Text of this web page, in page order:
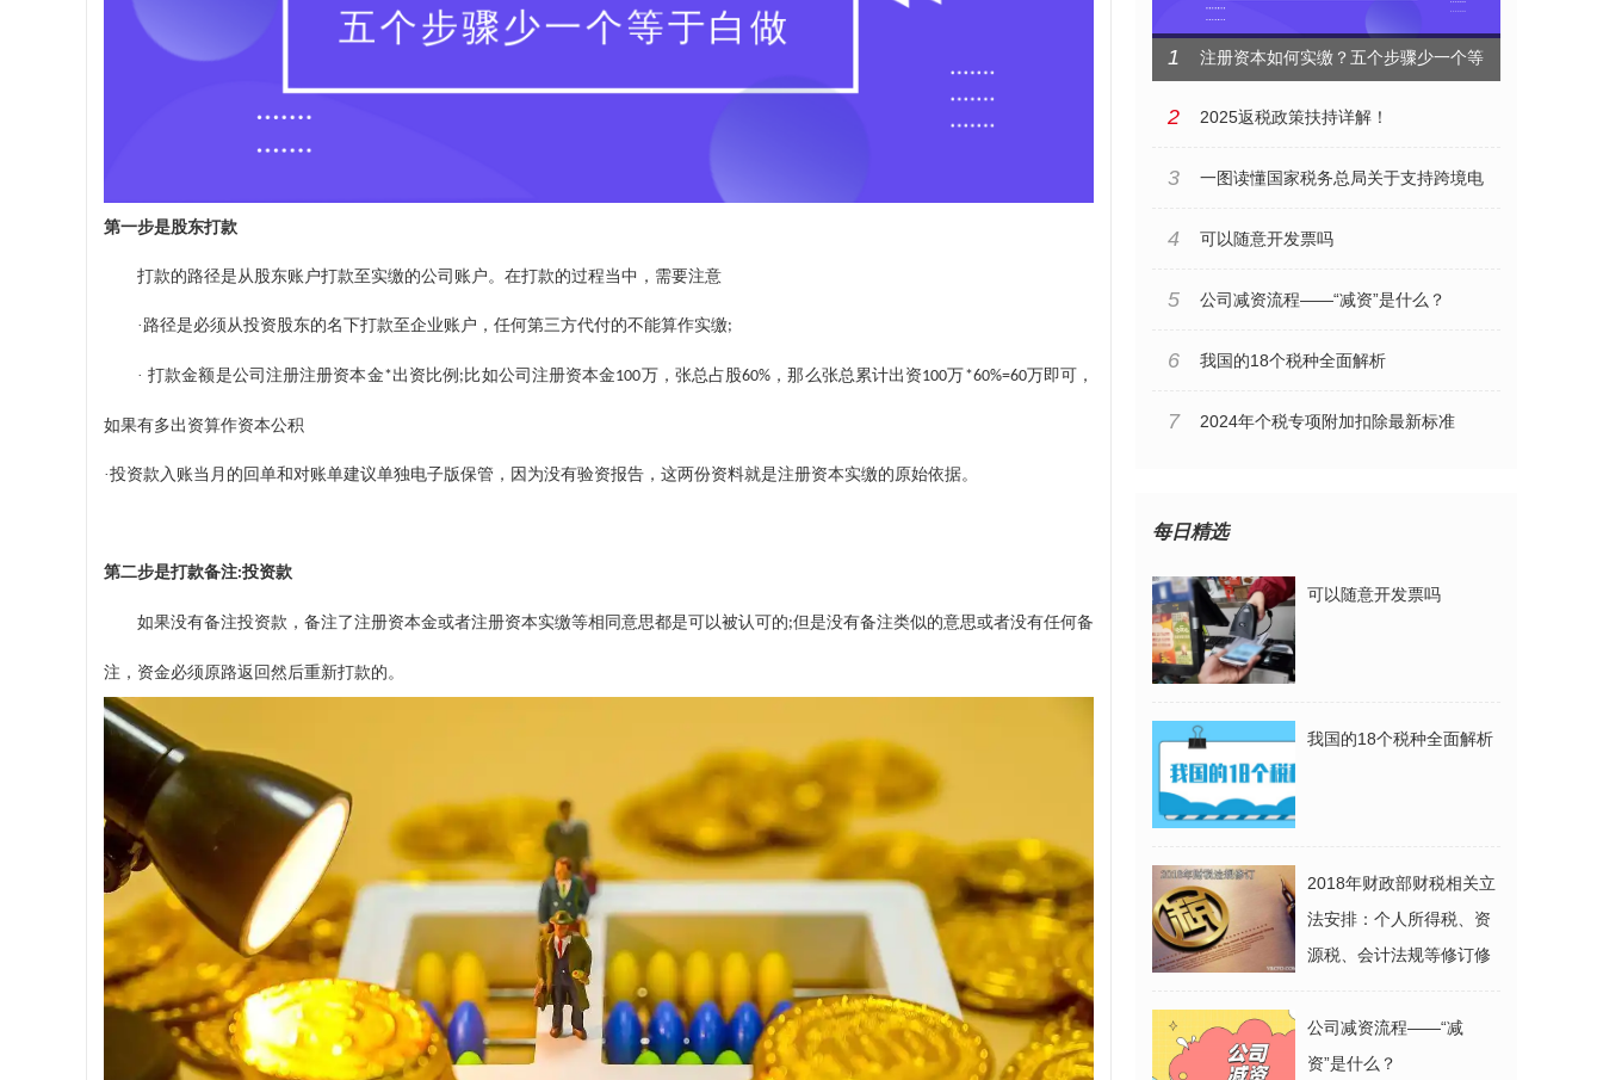
第一步是股东打款
打款的路径是从股东账户打款至实缴的公司账户。在打款的过程当中，需要注意
· 路径是必须从投资股东的名下打款至企业账户，任何第三方代付的不能算作实缴;
·打款金额是公司注册注册资本金*出资比例 ; 比如公司注册资本金100万，张总占股60% ，那么张总累计出资100万*60%=60万即可，
如果有多出资算作资本公积
·投资款入账当月的回单和对账单建议单独电子版保管，因为没有验资报告，这两份资料就是注册资本实缴的原始依据。
第二步是打款备注:投资款
如果没有备注投资款，备注了注册资本金或者注册资本实缴等相同意思都是可以被认可的;但是没有备注类似的意思或者没有任何备
注 ， 资金必须原路返回然后重新打款的。
1 注册资本如何实缴？五个步骤少一个等
于白做
2 2025返税政策扶持详解！
3 一图读懂国家税务总局关于支持跨境电
4 可以随意开发票吗
5 公司减资流程——“减资”是什么？
6 我国的18个税种全面解析
7 2024年个税专项附加扣除最新标准
每日精选
可以随意开发票吗
我国的18个税种全面解析
2018年财政部财税相关立
法安排：个人所得税、资
源税、会计法规等修订修
公司减资流程——“减
资”是什么？